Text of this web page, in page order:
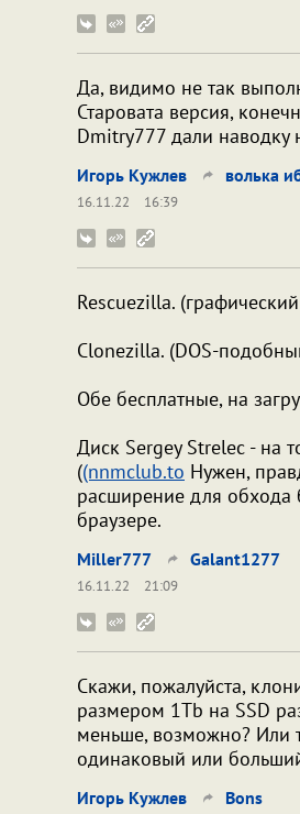
Да, видимо не так
Старовата версия,
Dmitry777 дали наводку
Игорь Кужлев волька
16.11.22
16:39
Rescuezilla.
Clonezilla. (DOS-
Обе бесплатные, на
Диск Sergey Strelec - на
((nnmclub.to Нужен,
расширение для обхода
браузере.
Miller777 Galant1277
16.11.22
21:09
Скажи, пожалуйста,
размером 1Tb на SSD
меньше, возможно? Или
одинаковый или
Игорь Кужлев Bons